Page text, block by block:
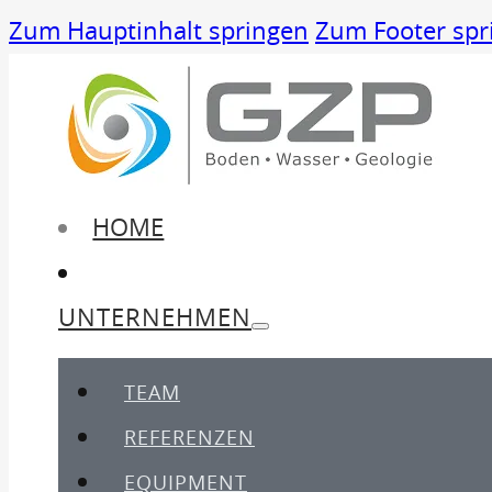
Zum Hauptinhalt springen Zum Footer
HOME
UNTERNEHMEN
TEAM
REFERENZEN
EQUIPMENT